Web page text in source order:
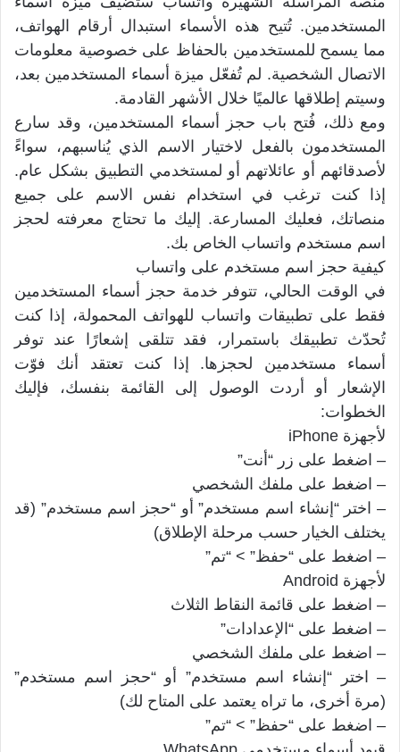
المستخدمين. تُتيح هذه الأسماء استبدال أرقام الهواتف،
مما يسمح للمستخدمين بالحفاظ على خصوصية معلومات
الاتصال الشخصية. لم تُفعّل ميزة أسماء المستخدمين بعد،
وسيتم إطلاقها عالميًا خلال الأشهر القادمة.
ومع ذلك، فُتح باب حجز أسماء المستخدمين، وقد سارع
المستخدمون بالفعل لاختيار الاسم الذي يُناسبهم، سواءً
لأصدقائهم أو عائلاتهم أو لمستخدمي التطبيق بشكل عام.
إذا كنت ترغب في استخدام نفس الاسم على جميع
منصاتك، فعليك المسارعة. إليك ما تحتاج معرفته لحجز
اسم مستخدم واتساب الخاص بك.
كيفية حجز اسم مستخدم على واتساب
في الوقت الحالي، تتوفر خدمة حجز أسماء المستخدمين
فقط على تطبيقات واتساب للهواتف المحمولة، إذا كنت
تُحدّث تطبيقك باستمرار، فقد تتلقى إشعارًا عند توفر
أسماء مستخدمين لحجزها. إذا كنت تعتقد أنك فوّت
الإشعار أو أردت الوصول إلى القائمة بنفسك، فإليك
الخطوات:
لأجهزة iPhone
– اضغط على زر “أنت”
– اضغط على ملفك الشخصي
– اختر “إنشاء اسم مستخدم” أو “حجز اسم مستخدم” (قد
يختلف الخيار حسب مرحلة الإطلاق)
– اضغط على “حفظ” > “تم”
لأجهزة Android
– اضغط على قائمة النقاط الثلاث
– اضغط على “الإعدادات”
– اضغط على ملفك الشخصي
– اختر “إنشاء اسم مستخدم” أو “حجز اسم مستخدم”
(مرة أخرى، ما تراه يعتمد على المتاح لك)
– اضغط على “حفظ” > “تم”